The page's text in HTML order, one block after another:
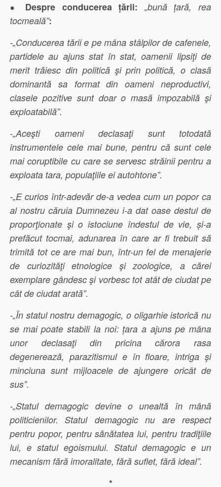
● Despre conducerea țării: „bună țară, rea
tocmeală”:
-„Conducerea tării e pe mâna stâlpilor de cafenele,
partidele au ajuns stat în stat, oamenii lipsiţi de
merit trăiesc din politică şi prin politică, o clasă
dominantă sa format din oameni neproductivi,
clasele pozitive sunt doar o masă impozabilă şi
exploatabilă”.
-„Aceşti oameni declasaţi sunt totodată
instrumentele cele mai bune, pentru că sunt cele
mai coruptibile cu care se servesc străinii pentru a
exploata tara, populaţiile ei autohtone”.
-„E curios într-adevăr de-a vedea cum un popor ca
al nostru căruia Dumnezeu i-a dat oase destul de
proporţionate şi o istociune îndestul de vie, și-a
prefăcut tocmai, adunarea în care ar fi trebuit să
trimită tot ce are mai bun, într-un fel de menajerie
de curiozităţi etnologice şi zoologice, a cărei
exemplare gândesc şi vorbesc tot atât de ciudat pe
cât de ciudat arată”.
-„În statul nostru demagogic, o oligarhie istorică nu
se mai poate stabili la noi: țara a ajuns pe mâna
unor declasaţi din pricina cărora rasa
degenerează, parazitismul e în floare, intriga şi
minciuna sunt mijloacele de ajungere oricât de
sus”.
-„Statul demagogic devine o unealtă în mână
politicienilor.
Statul demagogic nu are respect
pentru popor, pentru sănătatea lui, pentru tradiţiile
lui, e statul egoismului. Statul demagogic e un
mecanism fără imoralitate, fără suflet, fără ideal”.
*